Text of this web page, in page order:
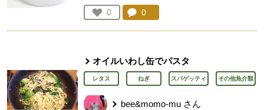
お気に入り登録：
0
人が登録
コメント：
0
オイルいわし缶でパスタ
レタス ねぎ スパゲッティ その他魚介類
bee&momo-mu さん